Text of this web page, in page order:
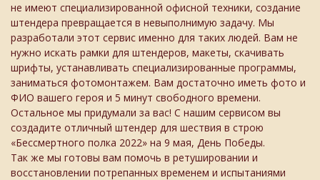
не имеют специализированной офисной техники, создание
штендера превращается в невыполнимую задачу. Мы
разработали этот сервис именно для таких людей. Вам не
нужно искать рамки для штендеров, макеты, скачивать
шрифты, устанавливать специализированные программы,
заниматься фотомонтажем. Вам достаточно иметь фото и
ФИО вашего героя и 5 минут свободного времени.
Остальное мы придумали за вас! С нашим сервисом вы
создадите отличный штендер для шествия в строю
«Бессмертного полка 2022» на 9 мая, День Победы.
Так же мы готовы вам помочь в ретушировании и
восстановлении потрепанных временем и испытаниями